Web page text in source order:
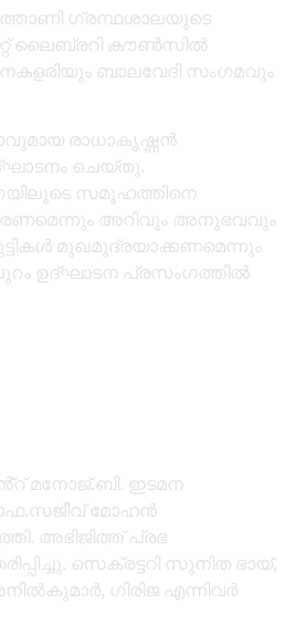
ഗ്രന്ഥശാലയുടെ
ലൈബ്രറി കൗൺസിൽ
ബാലവേദി സംഗമവും
രാധാകൃഷ്ണൻ
ചെയ്തു.
സമൂഹത്തിനെ
അറിവും അനുഭവവും
മുഖമുദ്രയാക്കണമെന്നും
ഉദ്ഘാടന പ്രസംഗത്തിൽ
മനോജ്.ബി. ഇടമന
മോഹൻ
അഭിജിത്ത് പ്രഭ
സെക്രട്ടറി സുനിത ഭായ്,
ഗിരിജ എന്നിവർ